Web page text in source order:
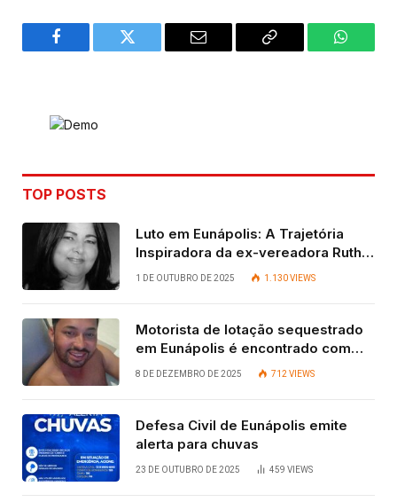
Facebook Twitter Email
Copy
TOP POSTS
Luto em Eunápolis: A Trajetória
Inspiradora da ex-vereadora Ruth
Contadora
1 DE OUTUBRO DE 2025 1.130VIEWS
Motorista de lotação sequestrado
em Eunápolis é encontrado com
vida após quatro dias.
8 DE DEZEMBRO DE 2025 712 VIEWS
Defesa Civil de Eunápolis emite
alerta para chuvas
23 DE OUTUBRO DE 2025 459 VIEWS